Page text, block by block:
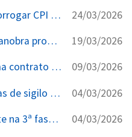
Alcolumbre se recusa a prorrogar CPI do Crime Organizado e encerra investigação antes da votação do relatório final 24/03/2026
Gilmar Mendes estende manobra processual para anular sigilo do fundo Arlim de Fabiano Zetel, comprador da parte de Tofoli no resort de Trancoso 19/03/2026
Esposa de Moraes confirma contrato com Banco Master após quatro meses de silêncio 09/03/2026
Flávio Dino invalida quebras de sigilo da CPMI do INSS a pedido de investigada ligada a Lulinha 04/03/2026
Vorcaro é preso novamente na 3ª fase da Operação Compliance Zero 04/03/2026